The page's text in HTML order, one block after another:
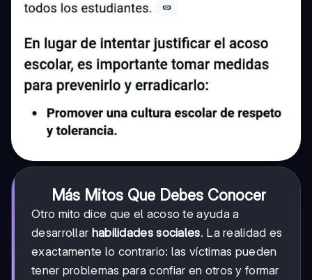
Más Mitos Que Debes Conocer
Otro mito dice que el acoso te ayuda a
desarrollar habilidades sociales. La realidad es
exactamente lo contrario: las víctimas pueden
tener problemas para confiar en otros y formar